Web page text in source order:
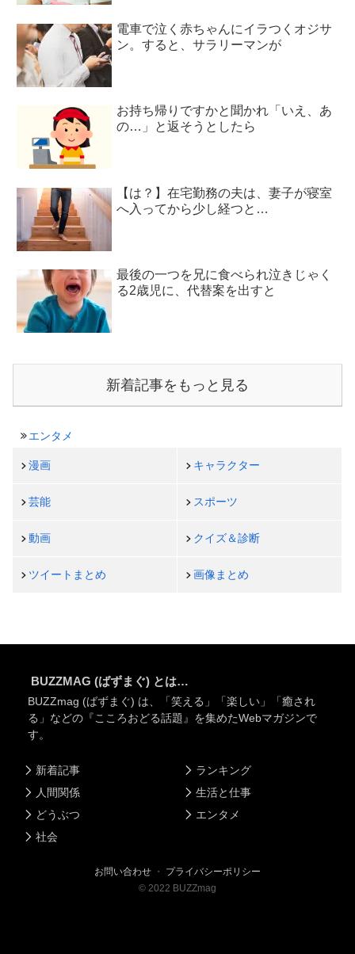
電車で泣く赤ちゃんにイラつくオジサ
ン。すると、サラリーマンが
お持ち帰りですかと聞かれ「いえ、あ
の…」と返そうとしたら
【は？】在宅勤務の夫は、妻子が寝室
へ入ってから少し経つと…
最後の一つを兄に食べられ泣きじゃく
る2歳児に、代替案を出すと
新着記事をもっと見る
エンタメ
漫画 キャラクター
芸能 スポーツ
動画 クイズ＆診断
ツイートまとめ 画像まとめ
BUZZMAG (ばずまぐ) とは…
BUZZmag (ばずまぐ) は、「笑える」「楽しい」「癒され
る」などの『こころおどる話題』を集めたWebマガジンで
す。
新着記事
人間関係
どうぶつ
社会
ランキング
生活と仕事
エンタメ
お問い合わせ ・ プライバシーポリシー
© 2022 BUZZmag